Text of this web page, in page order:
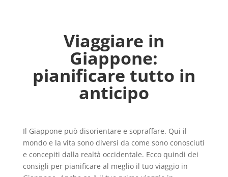
Viaggiare in
Giappone:
pianificare tutto in
anticipo
Il Giappone può disorientare e sopraffare. Qui il
mondo e la vita sono diversi da come sono conosciuti
e concepiti dalla realtà occidentale. Ecco quindi dei
consigli per pianificare al meglio il tuo viaggio in